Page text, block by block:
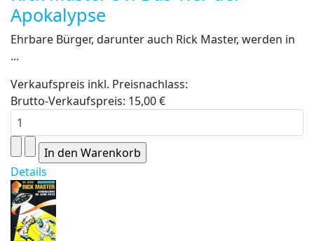
Apokalypse
Ehrbare Bürger, darunter auch Rick Master, werden in
...
Verkaufspreis inkl. Preisnachlass:
Brutto-Verkaufspreis: 15,00 €
Details